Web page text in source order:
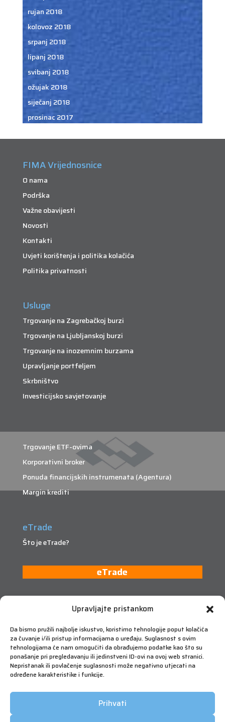
Upravljajte pristankom
Da bismo pružili najbolje iskustvo, koristimo tehnologije poput kolačića
za čuvanje i/ili pristup informacijama o uređaju. Suglasnost s ovim
tehnologijama će nam omogućiti da obrađujemo podatke kao što su
ponašanje pri pregledavanju ili jedinstveni ID-ovi na ovoj web stranici.
Nepristanak ili povlačenje suglasnosti može negativno utjecati na
određene karakteristike i funkcije.
Prihvati
rujan 2018
kolovoz 2018
srpanj 2018
lipanj 2018
svibanj 2018
ožujak 2018
siječanj 2018
prosinac 2017
FIMA Vrijednosnice
O nama
Podrška
Važne obavijesti
Novosti
Kontakti
Uvjeti korištenja i politika kolačića
Politika privatnosti
Usluge
Trgovanje na Zagrebačkoj burzi
Trgovanje na Ljubljanskoj burzi
Trgovanje na inozemnim burzama
Upravljanje portfeljem
Skrbništvo
Investicijsko savjetovanje
Trgovanje ETF-ovima
Korporativni broker
Ponuda financijskih instrumenata (Agentura)
Margin krediti
eTrade
Što je eTrade?
eTrade